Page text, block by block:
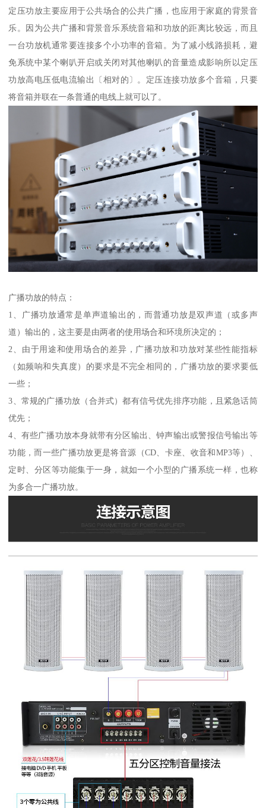
定压功放主要应用于公共场合的公共广播，也应用于家庭的背景音
乐。因为公共广播和背景音乐系统音箱和功放的距离比较远，而且
一台功放机通常要连接多个小功率的音箱。为了减小线路损耗，避
免系统中某个喇叭开启或关闭对其他喇叭的音量造成影响所以定压
功放高电压低电流输出〔相对的〕。定压连接功放多个音箱，只要
将音箱并联在一条普通的电线上就可以了。
广播功放的特点：
1、广播功放通常是单声道输出的，而普通功放是双声道（或多声
道）输出的，这主要是由两者的使用场合和环境所决定的；
2、由于用途和使用场合的差异，广播功放和功放对某些性能指标
（如频响和失真度）的要求是不完全相同的，广播功放的要求要低
一些；
3、常规的广播功放（合并式）都有信号优先排序功能，且紧急话筒
优先；
4、有些广播功放本身就带有分区输出、钟声输出或警报信号输出等
功能，而一些广播功放更是将音源（CD、卡座、收音和MP3等）、
定时、分区等功能集于一身，就如一个小型的广播系统一样，也称
为多合一广播功放。